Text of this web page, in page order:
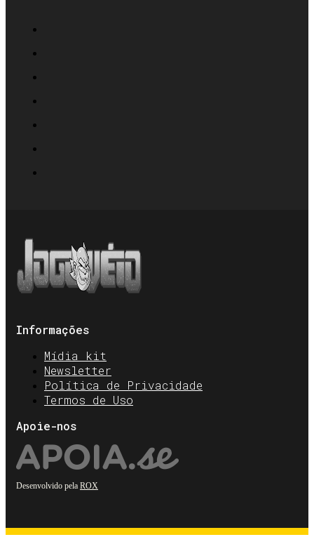
Informações
Mídia kit
Newsletter
Política de Privacidade
Termos de Uso
Apoie-nos
Desenvolvido pela ROX